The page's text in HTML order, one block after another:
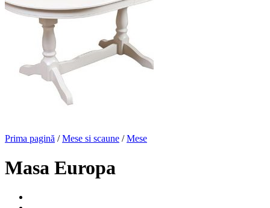
Prima pagină / Mese si scaune / Mese
Masa Europa